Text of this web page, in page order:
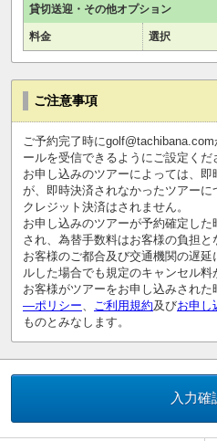
貸切送迎・その他オプション
料金 選択
ご注意事項
ご予約完了時に
ールを受信できるようにご設定くだ
お申し込みのツアーによっては、
が、即時決済されなかったツアー
クレジット決済はされません。
お申し込みのツアーが予約確定し
され、為替手数料はお客様の負担と
お客様のご都合及び交通機関の遅
ルした場合でも規定のキャンセル料
お客様がツアーをお申し込みされ
―ポリシー
ご利用規約及びお申し
ものとみなします。